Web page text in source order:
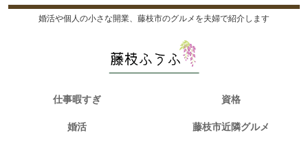
婚活や個人の小さな開業、藤枝市のグルメを夫婦で紹介します
仕事暇すぎ 資格
婚活 藤枝市近隣グルメ